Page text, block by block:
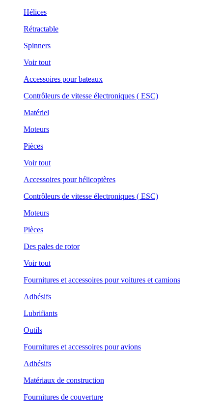
Hélices
Rétractable
Spinners
Voir tout
Accessoires pour bateaux
Contrôleurs de vitesse électroniques ( ESC)
Matériel
Moteurs
Pièces
Voir tout
Accessoires pour hélicoptères
Contrôleurs de vitesse électroniques ( ESC)
Moteurs
Pièces
Des pales de rotor
Voir tout
Fournitures et accessoires pour voitures et camions
Adhésifs
Lubrifiants
Outils
Fournitures et accessoires pour avions
Adhésifs
Matériaux de construction
Fournitures de couverture